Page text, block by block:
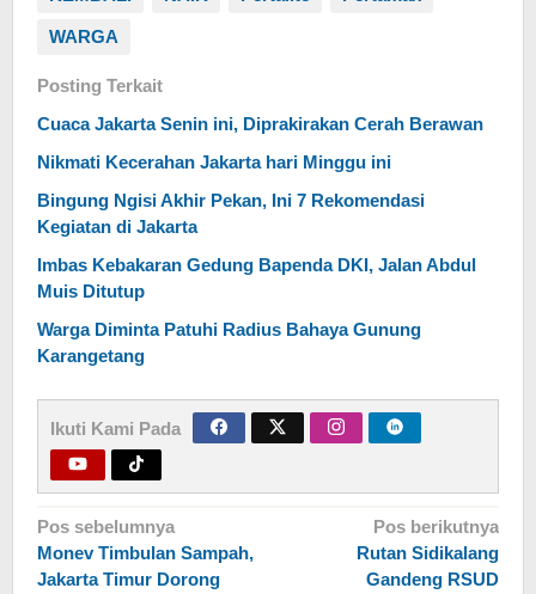
WARGA
Posting Terkait
Cuaca Jakarta Senin ini, Diprakirakan Cerah Berawan
Nikmati Kecerahan Jakarta hari Minggu ini
Bingung Ngisi Akhir Pekan, Ini 7 Rekomendasi
Kegiatan di Jakarta
Imbas Kebakaran Gedung Bapenda DKI, Jalan Abdul
Muis Ditutup
Warga Diminta Patuhi Radius Bahaya Gunung
Karangetang
Ikuti Kami Pada
Navigasi
pos
Pos sebelumnya
Monev Timbulan Sampah,
Jakarta Timur Dorong
Pos berikutnya
Rutan Sidikalang
Gandeng RSUD